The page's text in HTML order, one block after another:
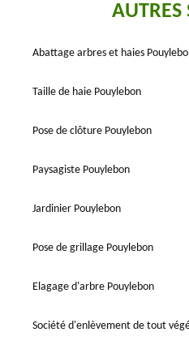
AUTRES
Abattage arbres et haies
Taille de haie Pouylebon
Pose de clôture Pouylebon
Paysagiste Pouylebon
Jardinier Pouylebon
Pose de grillage Pouylebon
Elagage d'arbre Pouylebon
Société d'enlèvement de tout